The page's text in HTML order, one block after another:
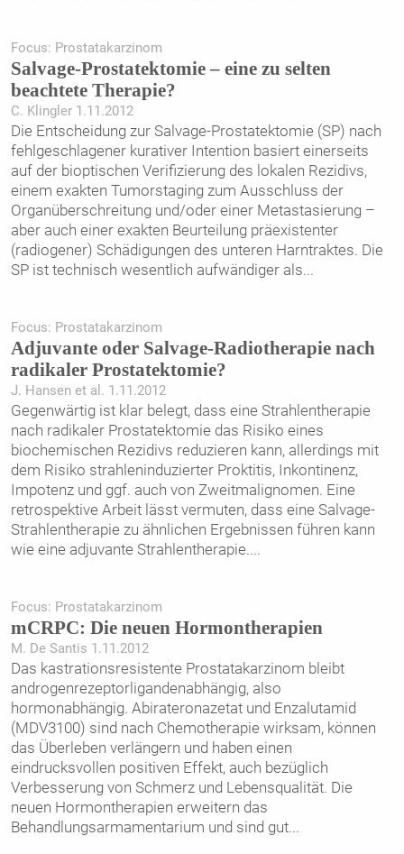
Focus: Prostatakarzinom
Salvage-Prostatektomie – eine zu selten
beachtete Therapie?
C. Klingler 1.11.2012
Die Entscheidung zur Salvage-Prostatektomie (SP) nach
fehlgeschlagener kurativer Intention basiert einerseits
auf der bioptischen Verifizierung des lokalen Rezidivs,
einem exakten Tumorstaging zum Ausschluss der
Organüberschreitung und/oder einer Metastasierung –
aber auch einer exakten Beurteilung präexistenter
(radiogener) Schädigungen des unteren Harntraktes. Die
SP ist technisch wesentlich aufwändiger als...
Focus: Prostatakarzinom
Adjuvante oder Salvage-Radiotherapie nach
radikaler Prostatektomie?
J. Hansen et al. 1.11.2012
Gegenwärtig ist klar belegt, dass eine Strahlentherapie
nach radikaler Prostatektomie das Risiko eines
biochemischen Rezidivs reduzieren kann, allerdings mit
dem Risiko strahleninduzierter Proktitis, Inkontinenz,
Impotenz und ggf. auch von Zweitmalignomen. Eine
retrospektive Arbeit lässt vermuten, dass eine Salvage-
Strahlentherapie zu ähnlichen Ergebnissen führen kann
wie eine adjuvante Strahlentherapie....
Focus: Prostatakarzinom
mCRPC: Die neuen Hormontherapien
M. De Santis 1.11.2012
Das kastrationsresistente Prostatakarzinom bleibt
androgenrezeptorligandenabhängig, also
hormonabhängig. Abirateronazetat und Enzalutamid
(MDV3100) sind nach Chemotherapie wirksam, können
das Überleben verlängern und haben einen
eindrucksvollen positiven Effekt, auch bezüglich
Verbesserung von Schmerz und Lebensqualität. Die
neuen Hormontherapien erweitern das
Behandlungsarmamentarium und sind gut...